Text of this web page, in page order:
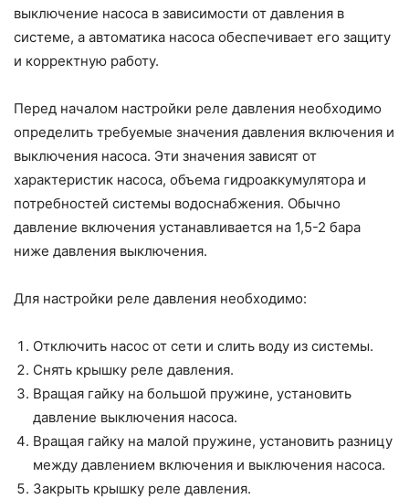
выключение насоса в зависимости от давления в
системе, а автоматика насоса обеспечивает его защиту
и корректную работу.
Перед началом настройки реле давления необходимо
определить требуемые значения давления включения и
выключения насоса. Эти значения зависят от
характеристик насоса, объема гидроаккумулятора и
потребностей системы водоснабжения. Обычно
давление включения устанавливается на 1,5-2 бара
ниже давления выключения.
Для настройки реле давления необходимо:
Отключить насос от сети и слить воду из системы.
Снять крышку реле давления.
Вращая гайку на большой пружине, установить
давление выключения насоса.
Вращая гайку на малой пружине, установить разницу
между давлением включения и выключения насоса.
Закрыть крышку реле давления.